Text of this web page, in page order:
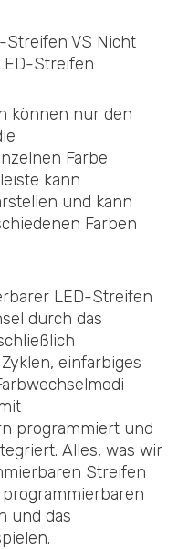
können nur den
Farbe
kann
und kann
Farben
LED-Streifen
durch das
einfarbiges
programmiert und
Alles, was wir
Streifen
und das